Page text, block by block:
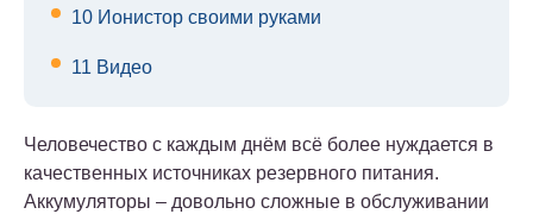
10 Ионистор своими руками
11 Видео
Человечество с каждым днём всё более нуждается в
качественных источниках резервного питания.
Аккумуляторы – довольно сложные в обслуживании